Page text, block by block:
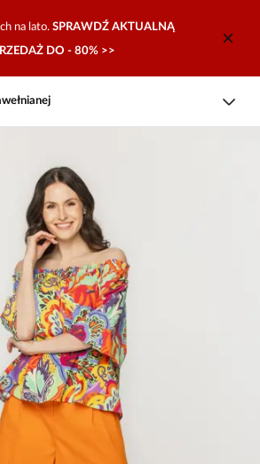
na lato. SPRAWDŹ AKTUALNĄ
DO - 80% >>